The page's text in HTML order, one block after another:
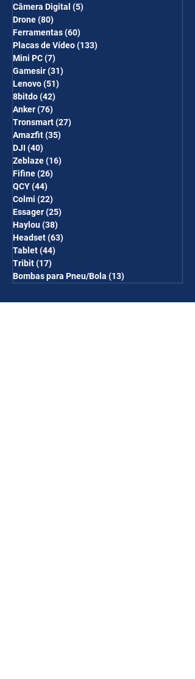
Câmera Digital (5)
Drone(80)
Ferramentas(60)
Placas de Vídeo(133)
Mini PC(7)
Gamesir(31)
Lenovo(51)
8bitdo(42)
Anker(76)
Tronsmart(27)
Amazfit(35)
DJI (40)
Zeblaze(16)
Fifine(26)
QCY(44)
Colmi (22)
Essager(25)
Haylou(38)
Headset(63)
Tablet(44)
Tribit(17)
Bombas para Pneu/Bola (13)